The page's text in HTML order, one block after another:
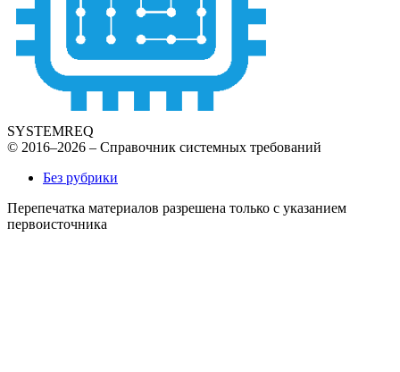
SYSTEMREQ
© 2016–2026 – Справочник системных требований
Без рубрики
Перепечатка материалов разрешена только с указанием
первоисточника